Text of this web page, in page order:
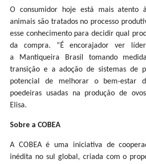
O consumidor hoje está mais atento
animais são tratados no processo
esse conhecimento para decidir qual
da compra. “É encorajador ver
a
Mantiqueira Brasil tomando
transição e a adoção de sistemas de
potencial de melhorar o bem-estar
poedeiras usadas na produção de
Elisa.
Sobre a COBEA
A COBEA é uma iniciativa de
inédita no sul global, criada com o